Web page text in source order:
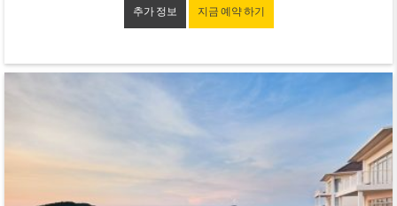
추가 정보 지금 예약 하기